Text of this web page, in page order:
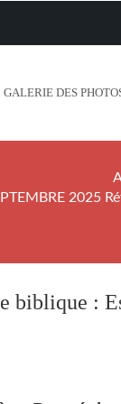
GALERIE DES
2025
biblique :